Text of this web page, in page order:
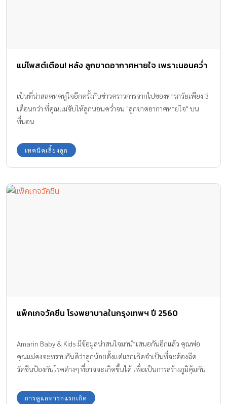
แม่โพสต์เตือน! หลัง ลูกขาดอากาศหายใจ เพราะนอนคว่ำ
เป็นที่น่าสลดหดหู่ใจอีกครั้งกับข่าวคราวการจากไปของทารกวัยเพียง 3
เดือนกว่า ที่คุณแม่จับให้ลูกนอนคว่ำจน "ลูกขาดอากาศหายใจ" บน
ที่นอน
เทคนิคเลี้ยงลูก
แพ็คเกจวัคซีน โรงพยาบาลในกรุงเทพฯ ปี 2560
Amarin Baby & Kids มีข้อมูลน่าสนใจมานำเสนอกันอีกแล้ว คุณพ่อ
คุณแม่คงจะทราบกันดีว่าลูกน้อยตั้งแต่แรกเกิดจำเป็นที่จะต้องฉีด
วัคซีนป้องกันโรคต่างๆ ที่อาจจะเกิดขึ้นได้ เพื่อเป็นการสร้างภูมิคุ้มกัน
ต่างๆ กันค่ะ
การดูแลทารกแรกเกิด